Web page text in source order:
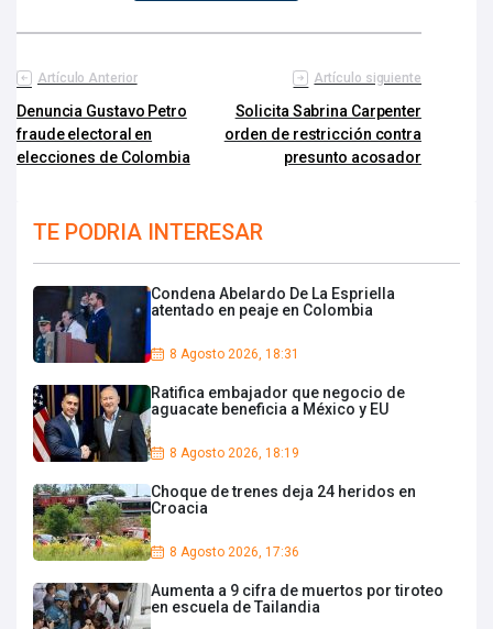
Artículo Anterior
Denuncia Gustavo Petro
fraude electoral en
elecciones de Colombia
Artículo siguiente
Solicita Sabrina Carpenter
orden de restricción contra
presunto acosador
TE PODRIA INTERESAR
Condena Abelardo De La Espriella
atentado en peaje en Colombia
8 Agosto 2026, 18:31
Ratifica embajador que negocio de
aguacate beneficia a México y EU
8 Agosto 2026, 18:19
Choque de trenes deja 24 heridos en
Croacia
8 Agosto 2026, 17:36
Aumenta a 9 cifra de muertos por tiroteo
en escuela de Tailandia